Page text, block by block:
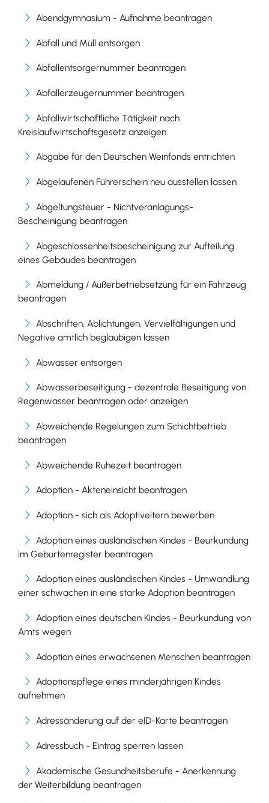
Abendgymnasium - Aufnahme beantragen
Abfall und Müll entsorgen
Abfallentsorgernummer beantragen
Abfallerzeugernummer beantragen
Abfallwirtschaftliche Tätigkeit nach
Kreislaufwirtschaftsgesetz anzeigen
Abgabe für den Deutschen Weinfonds entrichten
Abgelaufenen Führerschein neu ausstellen lassen
Abgeltungsteuer - Nichtveranlagungs-
Bescheinigung beantragen
Abgeschlossenheitsbescheinigung zur Aufteilung
eines Gebäudes beantragen
Abmeldung / Außerbetriebsetzung für ein Fahrzeug
beantragen
Abschriften, Ablichtungen, Vervielfältigungen und
Negative amtlich beglaubigen lassen
Abwasser entsorgen
Abwasserbeseitigung - dezentrale Beseitigung von
Regenwasser beantragen oder anzeigen
Abweichende Regelungen zum Schichtbetrieb
beantragen
Abweichende Ruhezeit beantragen
Adoption - Akteneinsicht beantragen
Adoption - sich als Adoptiveltern bewerben
Adoption eines ausländischen Kindes - Beurkundung
im Geburtenregister beantragen
Adoption eines ausländischen Kindes - Umwandlung
einer schwachen in eine starke Adoption beantragen
Adoption eines deutschen Kindes - Beurkundung von
Amts wegen
Adoption eines erwachsenen Menschen beantragen
Adoptionspflege eines minderjährigen Kindes
aufnehmen
Adressänderung auf der eID-Karte beantragen
Adressbuch - Eintrag sperren lassen
Akademische Gesundheitsberufe - Anerkennung
der Weiterbildung beantragen